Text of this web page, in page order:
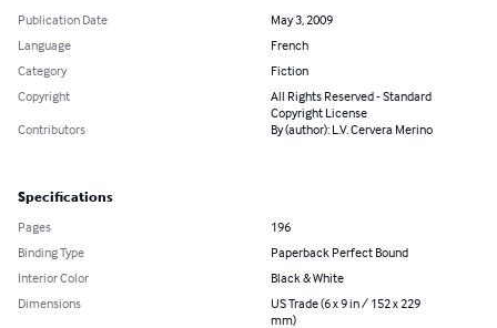
Publication Date
May 3, 2009
Language
French
Category
Fiction
Copyright
All Rights Reserved - Standard
Copyright License
Contributors
By (author): L.V. Cervera Merino
Specifications
Pages
196
Binding Type
Paperback Perfect Bound
Interior Color
Black & White
Dimensions
US Trade (6 x 9 in / 152 x 229
mm)